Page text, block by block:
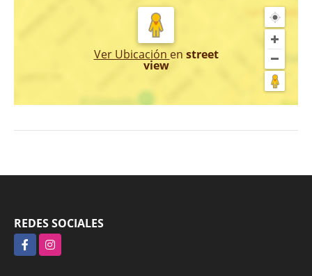
Ver Ubicación en street
view
REDES SOCIALES
FacebookInstagram